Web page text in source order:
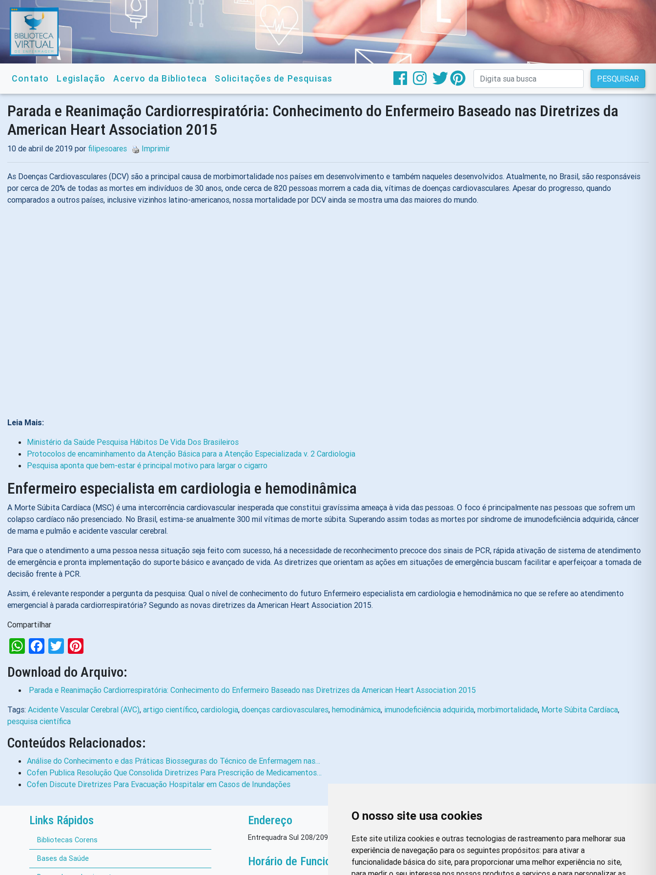
O nosso site usa cookies
Este site utiliza cookies e outras tecnologias de rastreamento para melhorar sua
experiência de navegação para os seguintes propósitos: para ativar a
funcionalidade básica do site, para proporcionar uma melhor experiência no site,
Contato Legislação Acervo da Biblioteca Solicitações de Pesquisas PESQUISAR
Parada e Reanimação Cardiorrespiratória: Conhecimento do Enfermeiro Baseado nas Diretrizes da
American Heart Association 2015
10 de abril de 2019 por filipesoares Imprimir
As Doenças Cardiovasculares (DCV) são a principal causa de morbimortalidade nos países em desenvolvimento e também naqueles desenvolvidos. Atualmente, no Brasil, são responsáveis
por cerca de 20% de todas as mortes em indivíduos de 30 anos, onde cerca de 820 pessoas morrem a cada dia, vítimas de doenças cardiovasculares. Apesar do progresso, quando
comparados a outros países, inclusive vizinhos latino-americanos, nossa mortalidade por DCV ainda se mostra uma das maiores do mundo.
Leia Mais:
Ministério da Saúde Pesquisa Hábitos De Vida Dos Brasileiros
Protocolos de encaminhamento da Atenção Básica para a Atenção Especializada v. 2 Cardiologia
Pesquisa aponta que bem-estar é principal motivo para largar o cigarro
Enfermeiro especialista em cardiologia e hemodinâmica
A Morte Súbita Cardíaca (MSC) é uma intercorrência cardiovascular inesperada que constitui gravíssima ameaça à vida das pessoas. O foco é principalmente nas pessoas que sofrem um
colapso cardíaco não presenciado. No Brasil, estima-se anualmente 300 mil vítimas de morte súbita. Superando assim todas as mortes por síndrome de imunodeficiência adquirida, câncer
de mama e pulmão e acidente vascular cerebral.
Para que o atendimento a uma pessoa nessa situação seja feito com sucesso, há a necessidade de reconhecimento precoce dos sinais de PCR, rápida ativação de sistema de atendimento
de emergência e pronta implementação do suporte básico e avançado de vida. As diretrizes que orientam as ações em situações de emergência buscam facilitar e aperfeiçoar a tomada de
decisão frente à PCR.
Assim, é relevante responder a pergunta da pesquisa: Qual o nível de conhecimento do futuro Enfermeiro especialista em cardiologia e hemodinâmica no que se refere ao atendimento
emergencial à parada cardiorrespiratória? Segundo as novas diretrizes da American Heart Association 2015.
Compartilhar
WhatsApp
Facebook
Twitter
Download do Arquivo:
Parada e Reanimação Cardiorrespiratória: Conhecimento do Enfermeiro Baseado nas Diretrizes da American Heart Association 2015
Tags: Acidente Vascular Cerebral (AVC), artigo científico, cardiologia, doenças cardiovasculares, hemodinâmica, imunodeficiência adquirida, morbimortalidade, Morte Súbita Cardíaca,
pesquisa científica
Conteúdos Relacionados:
Análise do Conhecimento e das Práticas Biosseguras do Técnico de Enfermagem nas…
Cofen Publica Resolução Que Consolida Diretrizes Para Prescrição de Medicamentos…
Cofen Discute Diretrizes Para Evacuação Hospitalar em Casos de Inundações
Links Rápidos
Bibliotecas Corens
Bases da Saúde
Endereço
Entrequadra Sul 208/209, Asa Sul, CEP: 70390-100
Horário de Funcionamento
Redes Sociais
Facebook Instagram Twitter Pinterest